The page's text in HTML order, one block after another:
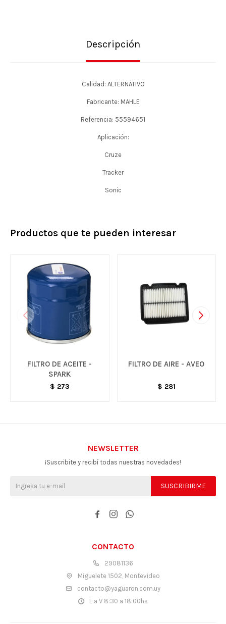
Descripción
Calidad: ALTERNATIVO
Fabricante: MAHLE
Referencia: 55594651
Aplicación:
Cruze
Tracker
Sonic
Productos que te pueden interesar
FILTRO DE ACEITE -
SPARK
$ 273
FILTRO DE AIRE - AVEO
$ 281
CONTACTO
29081136
Miguelete 1502, Montevideo
contacto@yaguaron.com.uy
L a V 8:30 a 18:00hs
NEWSLETTER
¡Suscribite y recibí todas nuestras novedades!
SUSCRIBIRME
  